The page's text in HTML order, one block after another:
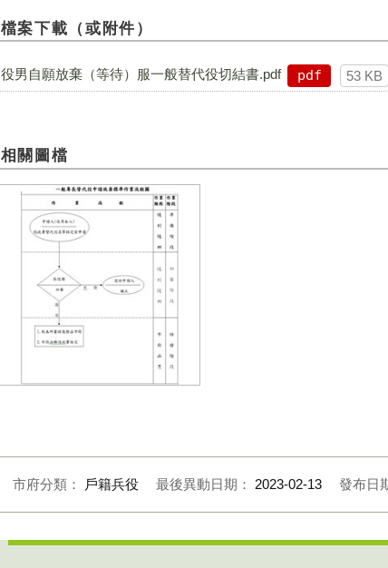
檔案下載（或附件）
役男自願放棄（等待）服一般替代役切結書.pdf pdf 53 KB
相關圖檔
市府分類： 戶籍兵役 最後異動日期： 2023-02-13 發布日